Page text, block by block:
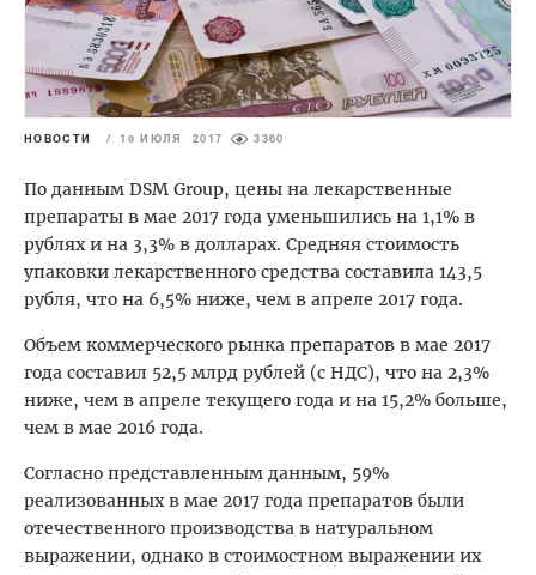
НОВОСТИ / 19 ИЮЛЯ 2017 3360
По данным DSM Group, цены на лекарственные
препараты в мае 2017 года уменьшились на 1,1% в
рублях и на 3,3% в долларах. Средняя стоимость
упаковки лекарственного средства составила 143,5
рубля, что на 6,5% ниже, чем в апреле 2017 года.
Объем коммерческого рынка препаратов в мае 2017
года составил 52,5 млрд рублей (с НДС), что на 2,3%
ниже, чем в апреле текущего года и на 15,2% больше,
чем в мае 2016 года.
Согласно представленным данным, 59%
реализованных в мае 2017 года препаратов были
отечественного производства в натуральном
выражении, однако в стоимостном выражении их